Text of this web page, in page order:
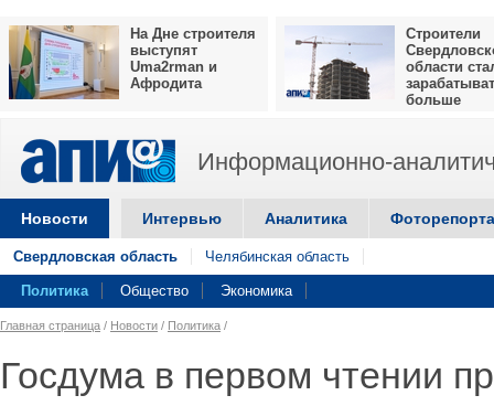
На Дне строителя
выступят
Uma2rman и
Афродита
Строители
области
больше
Информационно-
Новости Интервью Аналитика
Свердловская область Челябинская область
Политика Общество Экономика
Главная страница / Новости / Политика /
Госдума в первом чтении